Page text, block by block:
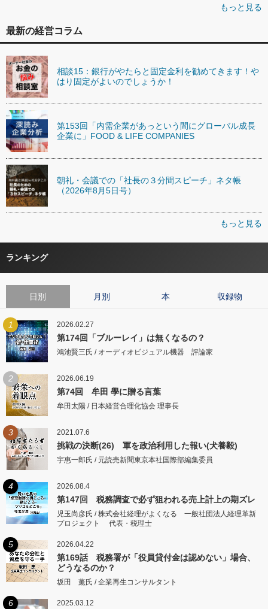
もっと見る
最新の経営コラム
相談15：銀行がやたらと固定金利を勧めてきます！や
はり固定がよいのでしょうか！
第153回「内需企業があっという間にグローバル成長
企業に」FOOD & LIFE COMPANIES
朝礼・会議での「社長の３分間スピーチ」ネタ帳
（2026年8月5日号）
もっと見る
ランキング
日別 月別 本 収録物
1 2026.02.27
第174回「ブルーレイ」は無くなるの？
鴻池賢三氏 / オーディオビジュアル機器 評論家
2 2026.06.19
第74回 牟田 學に贈る言葉
牟田太陽 / 日本経営合理化協会 理事長
3 2021.07.6
挑戦の決断(26) 軍を政治利用した報い(犬養毅)
宇惠一郎氏 / 元読売新聞東京本社国際部編集委員
4 2026.08.4
第147回 税務調査で必ず狙われる売上計上の期ズレ
児玉尚彦氏 / 株式会社経理がよくなる 一般社団法人経理革新
プロジェクト 代表・税理士
5 2026.04.22
第169話 税務署が「役員貸付金は認めない」場合、
どうなるのか？
坂田 薫氏 / 企業再生コンサルタント
6 2025.03.12